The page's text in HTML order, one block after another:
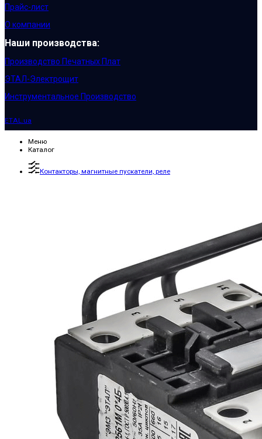
Прайс-лист
О компании
Наши производства:
Производство Печатных Плат
ЭТАЛ-Электрощит
Инструментальное Производство
ETAL.ua
Меню
Каталог
Контакторы, магнитные пускатели, реле